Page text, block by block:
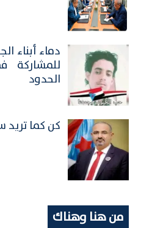
​دماء أبناء
للمشاركة
الحدود
كن كما تريد
من هنا وهناك